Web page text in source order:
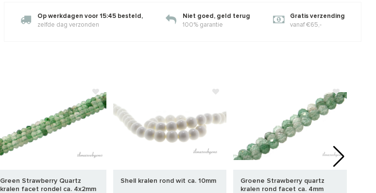
Op werkdagen voor 15:45 besteld,
zelfde dag verzonden
Niet goed, geld terug
100% garantie
Gratis verzending
vanaf €65,-
Green Strawberry Quartz
kralen facet rondel ca. 4x2mm
Shell kralen rond wit ca. 10mm
Groene Strawberry quartz
kralen rond facet ca. 4mm